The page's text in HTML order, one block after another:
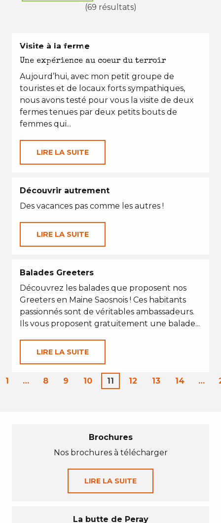
(69 résultats)
EN TOUTES SAISONS
Visite à la ferme
Une expérience au coeur du terroir
Aujourd’hui, avec mon petit groupe de
touristes et de locaux forts sympathiques,
nous avons testé pour vous la visite de deux
fermes tenues par deux petits bouts de
femmes qui...
LIRE LA SUITE
Découvrir autrement
Des vacances pas comme les autres !
LIRE LA SUITE
Balades Greeters
Découvrez les balades que proposent nos
Greeters en Maine Saosnois ! Ces habitants
passionnés sont de véritables ambassadeurs.
Ils vous proposent gratuitement une balade...
LIRE LA SUITE
1 … 8 9 10 11 12 13 14 …
Brochures
Nos brochures à télécharger
LIRE LA SUITE
La butte de Peray